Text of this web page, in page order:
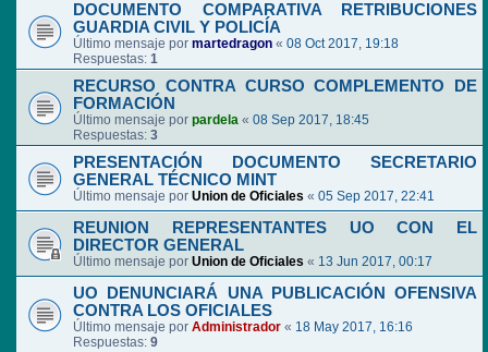
DOCUMENTO COMPARATIVA RETRIBUCIONES
GUARDIA CIVIL Y POLICÍA
Último mensaje por martedragon « 08 Oct 2017, 19:18
Respuestas: 1
RECURSO CONTRA CURSO COMPLEMENTO DE
FORMACIÓN
Último mensaje por pardela « 08 Sep 2017, 18:45
Respuestas: 3
PRESENTACIÓN DOCUMENTO SECRETARIO
GENERAL TÉCNICO MINT
Último mensaje por Union de Oficiales « 05 Sep 2017, 22:41
REUNION REPRESENTANTES UO CON EL
DIRECTOR GENERAL
Último mensaje por Union de Oficiales « 13 Jun 2017, 00:17
UO DENUNCIARÁ UNA PUBLICACIÓN OFENSIVA
CONTRA LOS OFICIALES
Último mensaje por Administrador « 18 May 2017, 16:16
Respuestas: 9